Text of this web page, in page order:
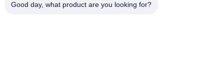
Good day, what product are you looking for?